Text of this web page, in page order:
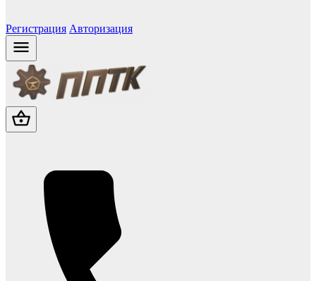
Регистрация Авторизация